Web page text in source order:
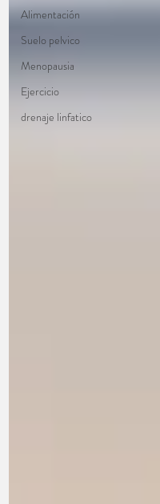
Alimentación
Suelo pelvico
Menopausia
Ejercicio
drenaje linfatico